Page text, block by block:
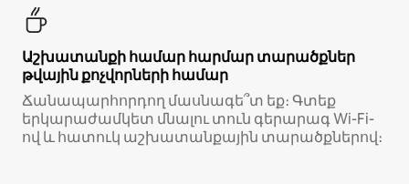
Աշխատանքի համար հարմար տարածքներ
թվային քոչվորների համար
Ճանապարհորդող մասնագե՞տ եք։ Գտեք
երկարաժամկետ մնալու տուն գերարագ Wi-Fi-
ով և հատուկ աշխատանքային տարածքներով։